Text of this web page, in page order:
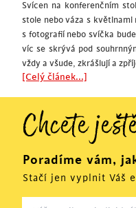
Svícen na konferenčním
stole nebo váza s květinami
s fotografií nebo svíčka
víc se skrývá pod
vždy a všude, zkrášlují a
[Celý článek...]
Chcete
Poradíme vám,
Stačí jen vyplnit Váš